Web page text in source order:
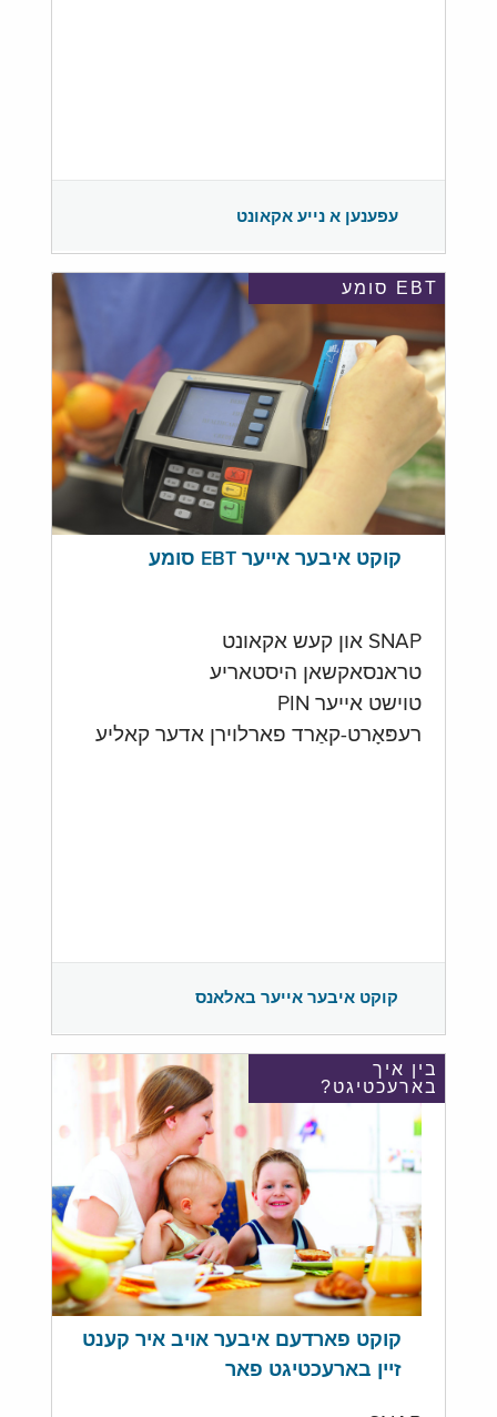
עפענען א נייע אקאונט
EBT סומע
קוקט איבער אייער EBT סומע
SNAP און קעש אקאונט
טראנסאקשאן היסטאריע
טוישט אייער PIN
רעפּאָרט-קאַרד פארלוירן אדער קאליע
קוקט איבער אייער באלאנס
בין איך
בארעכטיגט?
קוקט פארדעם איבער אויב איר קענט
זיין בארעכטיגט פאר